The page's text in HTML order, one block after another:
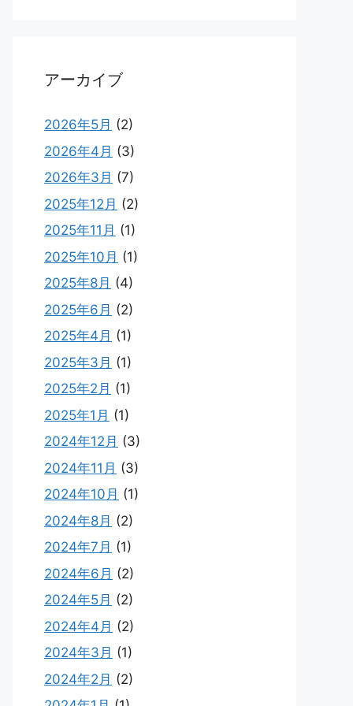
アーカイブ
2026年5月 (2)
2026年4月 (3)
2026年3月 (7)
2025年12月 (2)
2025年11月 (1)
2025年10月 (1)
2025年8月 (4)
2025年6月 (2)
2025年4月 (1)
2025年3月 (1)
2025年2月 (1)
2025年1月 (1)
2024年12月 (3)
2024年11月 (3)
2024年10月 (1)
2024年8月 (2)
2024年7月 (1)
2024年6月 (2)
2024年5月 (2)
2024年4月 (2)
2024年3月 (1)
2024年2月 (2)